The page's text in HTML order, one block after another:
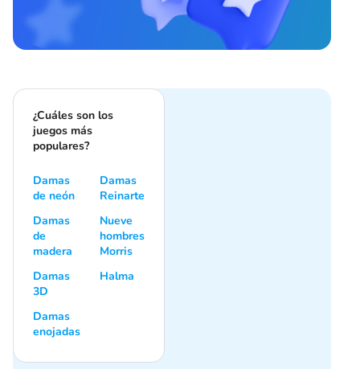
¿Cuáles son los
juegos más
populares?
Damas
de neón
Damas
Reinarte
Damas
de
madera
Nueve
hombres
Morris
Damas
3D
Halma
Damas
enojadas